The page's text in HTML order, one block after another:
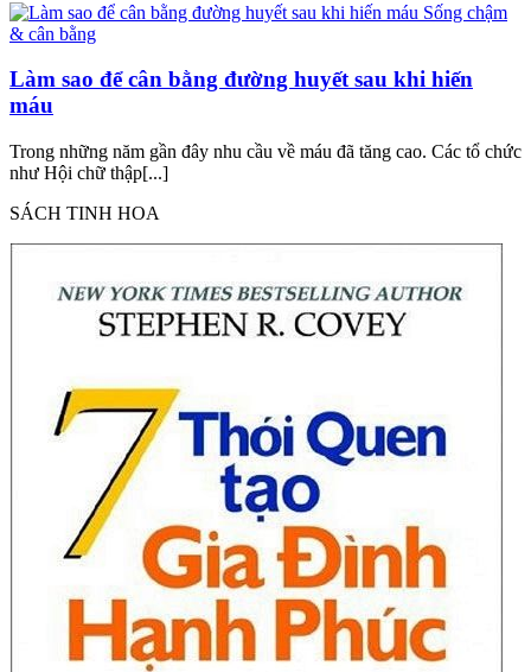
Sống chậm
& cân bằng
Làm sao để cân bằng đường huyết sau khi hiến
máu
Trong những năm gần đây nhu cầu về máu đã tăng cao. Các tổ chức
như Hội chữ thập[...]
SÁCH TINH HOA